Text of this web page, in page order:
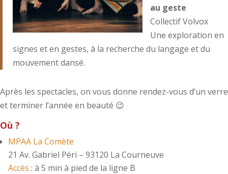
au geste
Collectif Volvox
Une exploration en
signes et en gestes, à la recherche du langage et du
mouvement dansé.
Après les spectacles, on vous donne rendez-vous d’un verre
et terminer l’année en beauté 😉
Où ?
MPAA La Comète
21 Av. Gabriel Péri – 93120 La Courneuve
Accès : à 5 min à pied de la ligne B